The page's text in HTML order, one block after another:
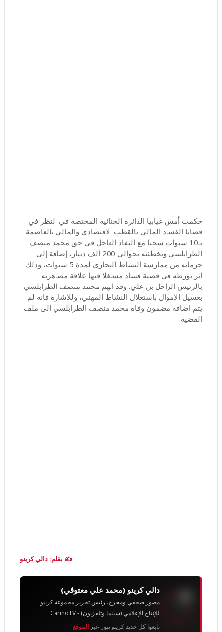
حكمت أمس غيابيا الدائرة الجنائية المختصة في النظر في
قضايا الفساد المالي بالقطب الاقتصادي والمالي بالعاصمة
بـ10 سنوات سجنا مع النفاذ العاجل في حق محمد منصف
الطرابلسي وتخطئته بحوالي 200 ألف دينار، إضافة إلى
حرمانه من ممارسة النشاط التجاري لمدة 5 سنوات، وذلك
اثر تورطه في قضية فساد مستغلا فيها علاقة مصاهرته
بالرئيس الراحل بن علي. وقد اتهم محمد منصف الطرابلسي
بغسيل الاموال باستغلال النشاط المهني، وللاشارة فانه لم
يتم اضافة مضمون وفاة محمد منصف الطرابلسي الى ملف
القضية.
✍️ بقلم: دالي كرينو
دالي كرينو (محمد علي معتوڨي)
مصور صحفي ومخرج، رئيس تحرير مجموعة كرينو
للإنتاج الإعلامي (سينما وتلفزيون) - CarinoTV
تابعوا كل جديد كرينو نيوز عبر الموقع